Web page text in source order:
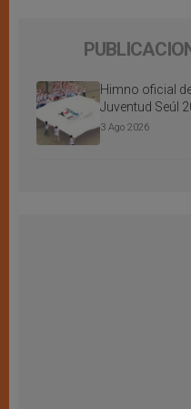
Himno oficial
Juventud Seúl
3 Ago 2026